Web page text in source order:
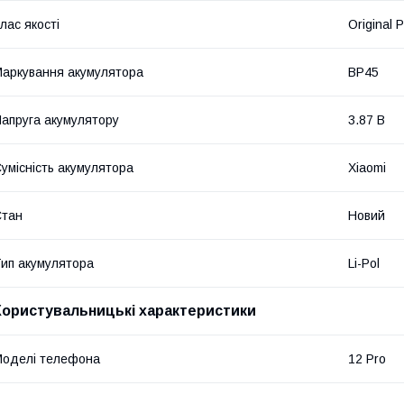
якості Original
акумулятора BP45
акумулятору 3.87 В
акумулятора Xiaomi
Новий
акумулятора Li-Pol
характеристики
телефона 12 Pro